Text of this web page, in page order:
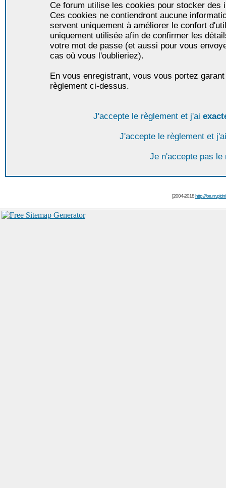
Ce forum utilise les cookies pour stocker des
Ces cookies ne contiendront aucune
servent uniquement à améliorer le confort
uniquement utilisée afin de confirmer les
votre mot de passe (et aussi pour vous
cas où vous l'oublieriez).
En vous enregistrant, vous vous portez
règlement ci-dessus.
J'accepte le règlement et j'ai
J'accepte le règlement et
Je n'accepte pas le
[2004-2018http://